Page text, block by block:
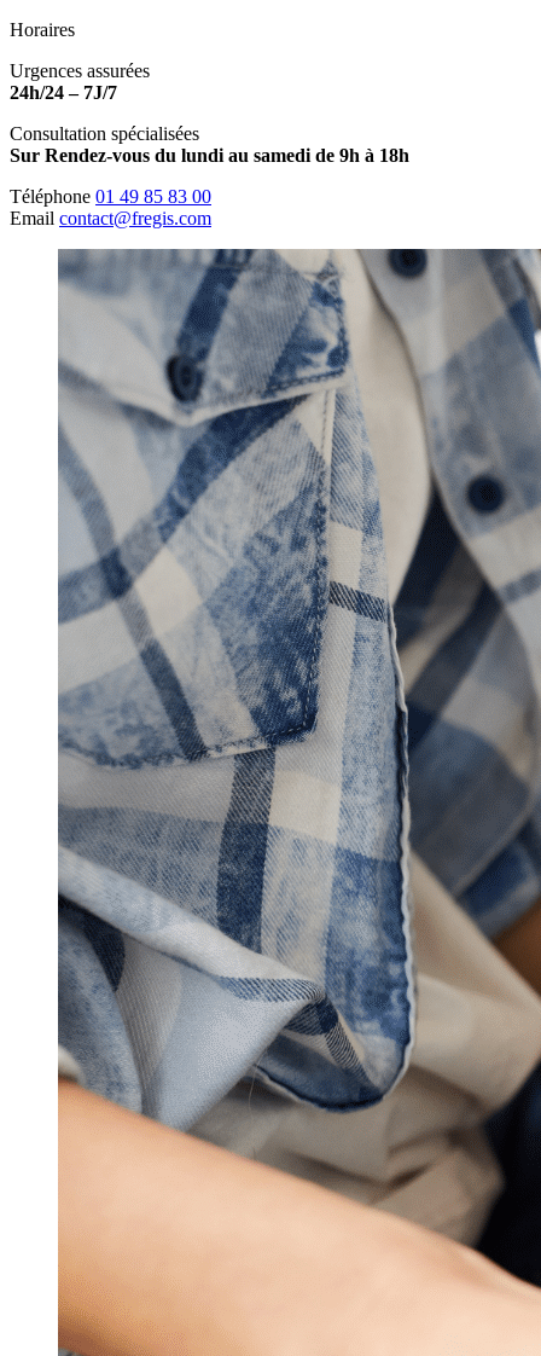
Horaires
Urgences assurées
24h/24 – 7J/7
Consultation spécialisées
Sur Rendez-vous du lundi au samedi de 9h à 18h
Téléphone 01 49 85 83 00
Email contact@fregis.com